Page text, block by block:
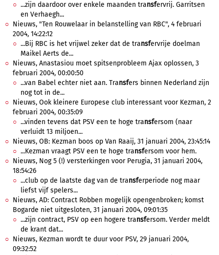
...zijn daardoor over enkele maanden transfervrij. Garritsen
en Verhaegh...
Nieuws, "Ten Rouwelaar in belanstelling van RBC", 4 februari
2004, 14:22:12
...Bij RBC is het vrijwel zeker dat de transfervrije doelman
Maikel Aerts de...
Nieuws, Anastasiou moet spitsenprobleem Ajax oplossen, 3
februari 2004, 00:00:50
...van Babel echter niet aan. Transfers binnen Nederland zijn
nog tot in de...
Nieuws, Ook kleinere Europese club interessant voor Kezman, 2
februari 2004, 00:35:09
...vinden tevens dat PSV een te hoge transfersom (naar
verluidt 13 miljoen...
Nieuws, OB: Kezman boos op Van Raaij, 31 januari 2004, 23:45:14
...Kezman vraagt PSV een te hoge transfersom voor hem.
Nieuws, Nog 5 (!) versterkingen voor Perugia, 31 januari 2004,
18:54:26
...club op de laatste dag van de transferperiode nog maar
liefst vijf spelers...
Nieuws, AD: Contract Robben mogelijk opengenbroken; komst
Bogarde niet uitgesloten, 31 januari 2004, 09:01:35
...zijn contract, PSV op een hogere transfersom. Verder meldt
de krant dat...
Nieuws, Kezman wordt te duur voor PSV, 29 januari 2004,
09:32:52